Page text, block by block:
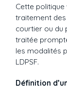
Cette
traitement des
courtier ou du
traitée
les modalités
LDPSF.
Définition